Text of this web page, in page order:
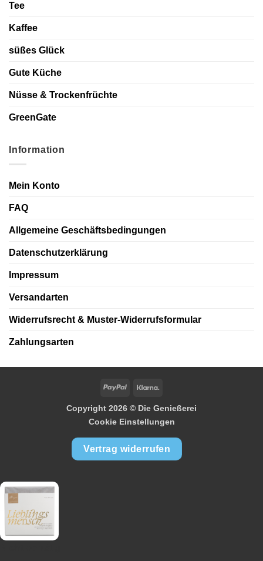
Tee
Kaffee
süßes Glück
Gute Küche
Nüsse & Trockenfrüchte
GreenGate
Information
Mein Konto
FAQ
Allgemeine Geschäftsbedingungen
Datenschutzerklärung
Impressum
Versandarten
Widerrufsrecht & Muster-Widerrufsformular
Zahlungsarten
PayPal
Copyright 2026 © Die Genießerei
Cookie Einstellungen
Vertrag widerrufen